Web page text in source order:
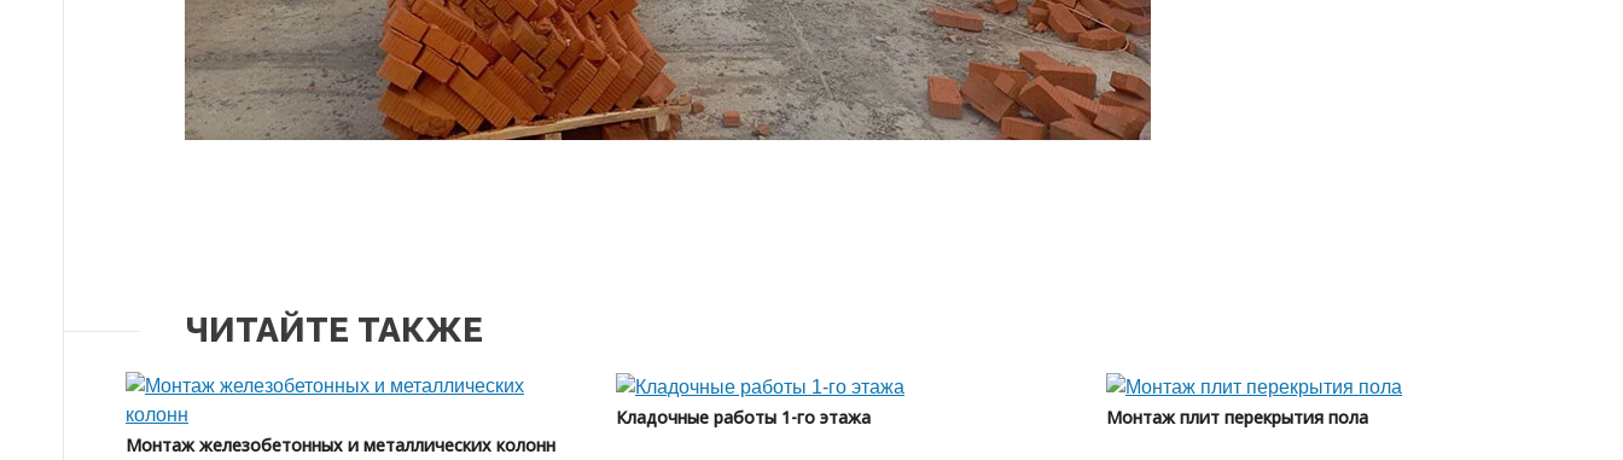
ЧИТАЙТЕ ТАКЖЕ
Монтаж железобетонных и металлических колонн
Кладочные работы 1-го этажа Монтаж плит перекрытия пола